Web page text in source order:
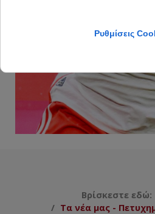
Βρίσκεστε εδώ:
Τα νέα μας -